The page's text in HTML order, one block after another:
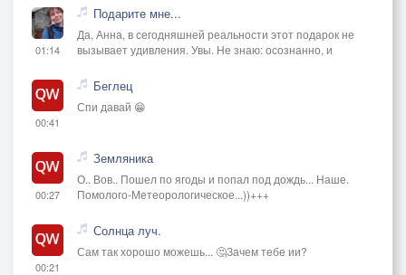
01:14
Подарите мне...
Да, Анна, в сегодняшней реальности этот подарок не
вызывает удивления. Увы. Не знаю: осознанно, и
00:41
Беглец
Спи давай 😁
00:27
Земляника
О.. Вов.. Пошел по ягоды и попал под дождь... Наше.
Помолого-Метеорологическое...))+++
00:21
Солнца луч.
Сам так хорошо можешь... 🤔Зачем тебе ии?